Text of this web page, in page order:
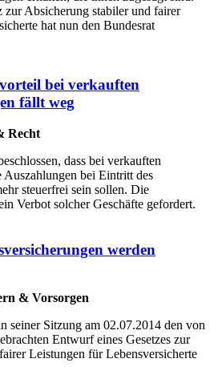
zur Absicherung stabiler und fairer
hat nun den Bundesrat
bei verkauften
fällt weg
Recht
dass bei verkauften
Auszahlungen bei Eintritt des
steuerfrei sein sollen. Die
Verbot solcher Geschäfte gefordert.
werden
& Vorsorgen
seiner Sitzung am 02.07.2014 den von
Entwurf eines Gesetzes zur
Leistungen für Lebensversicherte